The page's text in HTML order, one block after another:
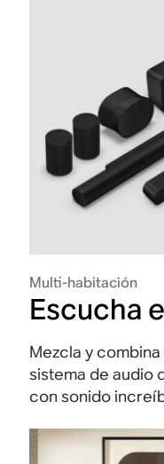
Multi-habitación
Escucha
Mezcla y
sistema de audio
con sonido